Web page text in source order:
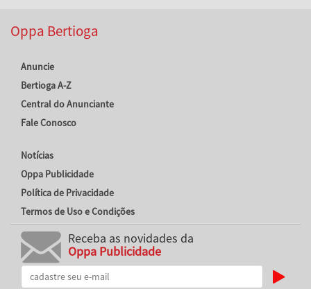
Oppa Bertioga
Anuncie
Bertioga A-Z
Central do Anunciante
Fale Conosco
Notícias
Oppa Publicidade
Política de Privacidade
Termos de Uso e Condições
Receba as novidades da
Oppa Publicidade